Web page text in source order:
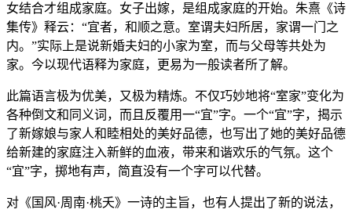
女结合才组成家庭。女子出嫁，是组成家庭的开始。朱熹《诗
集传》释云：“宜者，和顺之意。室谓夫妇所居，家谓一门之
内。”实际上是说新婚夫妇的小家为室，而与父母等共处为
家。今以现代语释为家庭，更易为一般读者所了解。
此篇语言极为优美，又极为精炼。不仅巧妙地将“室家”变化为
各种倒文和同义词，而且反覆用一“宜”字。一个“宜”字，揭示
了新嫁娘与家人和睦相处的美好品德，也写出了她的美好品德
给新建的家庭注入新鲜的血液，带来和谐欢乐的气氛。这个
“宜”字，掷地有声，简直没有一个字可以代替。
对《国风·周南·桃夭》一诗的主旨，也有人提出了新的说法，